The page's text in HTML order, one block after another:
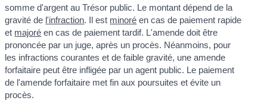
somme d'argent au Trésor public. Le montant dépend de la
gravité de l'infraction. Il est minoré en cas de paiement rapide
et majoré en cas de paiement tardif. L'amende doit être
prononcée par un juge, après un procès. Néanmoins, pour
les infractions courantes et de faible gravité, une amende
forfaitaire peut être infligée par un agent public. Le paiement
de l'amende forfaitaire met fin aux poursuites et évite un
procès.